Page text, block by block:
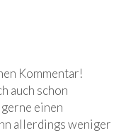
Kommentar!
auch schon
einen
allerdings weniger